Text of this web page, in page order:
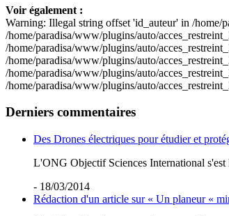
Voir également :
Warning: Illegal string offset 'id_auteur' in /home/
/home/paradisa/www/plugins/auto/
/home/paradisa/www/plugins/auto/
/home/paradisa/www/plugins/auto/
/home/paradisa/www/plugins/auto/
/home/paradisa/www/plugins/auto/
Derniers commentaires
Des Drones électriques pour étudier et
L'ONG Objectif Sciences International s'est
- 18/03/2014
Rédaction d'un article sur « Un planeur «